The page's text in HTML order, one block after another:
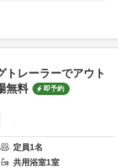
トレーラーでアウト
無料
即予約
定員1名
共用浴室1室